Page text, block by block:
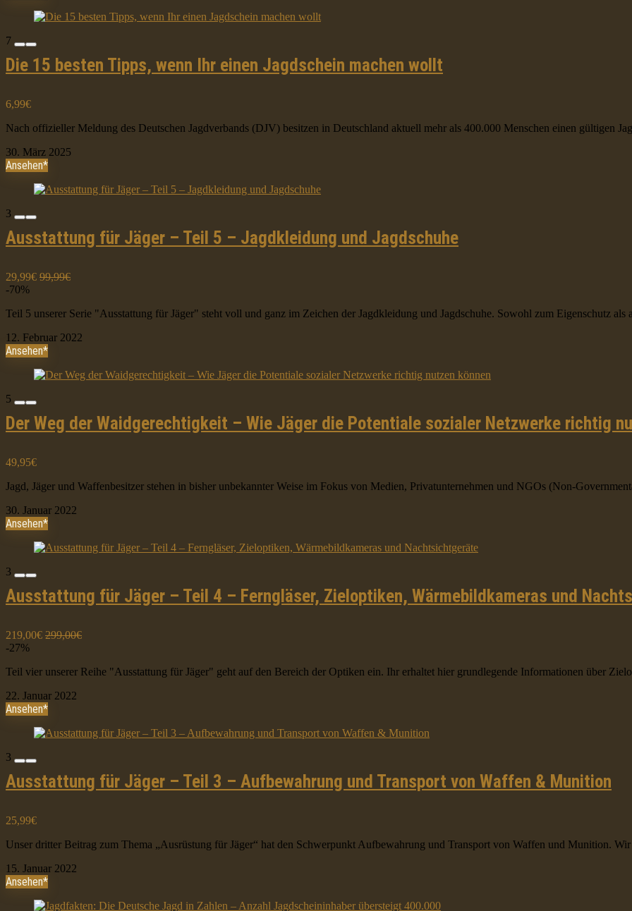
7
Die 15 besten Tipps, wenn Ihr einen Jagdschein machen wollt
6,99€
Nach offizieller Meldung des Deutschen Jagdverbands (DJV) besitzen in Deutschland aktuell mehr als 400.000 Menschen einen gültigen
30. März 2025
Ansehen*
3
Ausstattung für Jäger – Teil 5 – Jagdkleidung und Jagdschuhe
29,99€ 99,99€
-70%
Teil 5 unserer Serie "Ausstattung für Jäger" steht voll und ganz im Zeichen der Jagdkleidung und Jagdschuhe. Sowohl zum Eigenschutz als
12. Februar 2022
Ansehen*
5
Der Weg der Waidgerechtigkeit – Wie Jäger die Potentiale sozialer Netzwerke richtig
49,95€
Jagd, Jäger und Waffenbesitzer stehen in bisher unbekannter Weise im Fokus von Medien, Privatunternehmen und NGOs (Non-
30. Januar 2022
Ansehen*
3
Ausstattung für Jäger – Teil 4 – Ferngläser, Zieloptiken, Wärmebildkameras und
219,00€ 299,00€
-27%
Teil vier unserer Reihe "Ausstattung für Jäger" geht auf den Bereich der Optiken ein. Ihr erhaltet hier grundlegende Informationen über
22. Januar 2022
Ansehen*
3
Ausstattung für Jäger – Teil 3 – Aufbewahrung und Transport von Waffen & Munition
25,99€
Unser dritter Beitrag zum Thema „Ausrüstung für Jäger“ hat den Schwerpunkt Aufbewahrung und Transport von Waffen und Munition.
15. Januar 2022
Ansehen*